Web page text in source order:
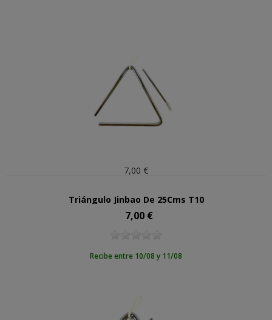
7,00 €
Triángulo Jinbao De 25Cms T10
Precio
7,00 €
Recibe entre 10/08 y 11/08